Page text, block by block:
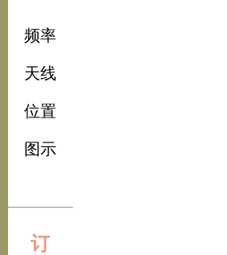
频率
天线
位置
图示
订